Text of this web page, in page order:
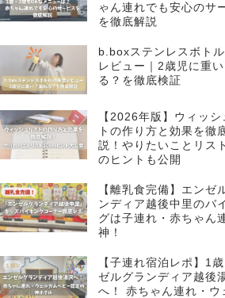
ゃん連れでも安心のサ
を徹底解説
b.boxステンレスボト
レビュー｜2歳児に重
る？を徹底検証
【2026年版】ウィッシ
トの作り方と効果を徹
説！やりたいことリス
のヒントも公開
【離乳食完備】エンゼ
ンディア越後中里のバ
グは子連れ・赤ちゃん
神！
【子連れ宿泊レポ】1
ゼルグランディア越後
へ！ 赤ちゃん連れ・ウ